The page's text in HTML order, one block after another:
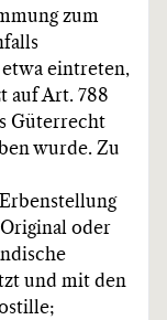
zum
eintreten,
auf Art. 788
Güterrecht
wurde. Zu
oder
und mit den